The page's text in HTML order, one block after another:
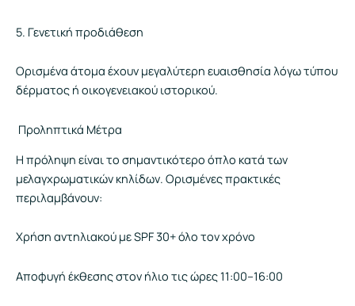
5. Γενετική προδιάθεση
Ορισμένα άτομα έχουν μεγαλύτερη ευαισθησία λόγω τύπου
δέρματος ή οικογενειακού ιστορικού.
Προληπτικά Μέτρα
Η πρόληψη είναι το σημαντικότερο όπλο κατά των
μελαγχρωματικών κηλίδων. Ορισμένες πρακτικές
περιλαμβάνουν:
Χρήση αντηλιακού με SPF 30+ όλο τον χρόνο
Αποφυγή έκθεσης στον ήλιο τις ώρες 11:00–16:00